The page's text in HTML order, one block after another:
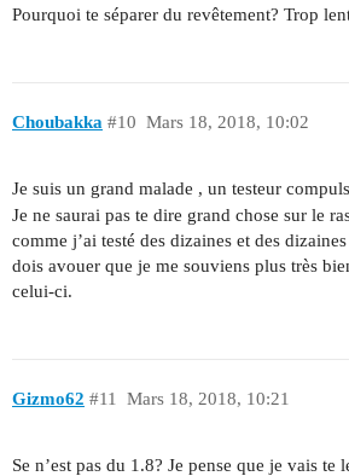
Pourquoi te séparer du revêtement? Trop
Choubakka Mars 18, 2018, 10:02
#10
Je suis un grand malade , un testeur
Je ne saurai pas te dire grand chose sur le
comme j’ai testé des dizaines et des
dois avouer que je me souviens plus très
celui-ci.
Gizmo62 Mars 18, 2018, 10:21
#11
Se n’est pas du 1.8? Je pense que je vais te